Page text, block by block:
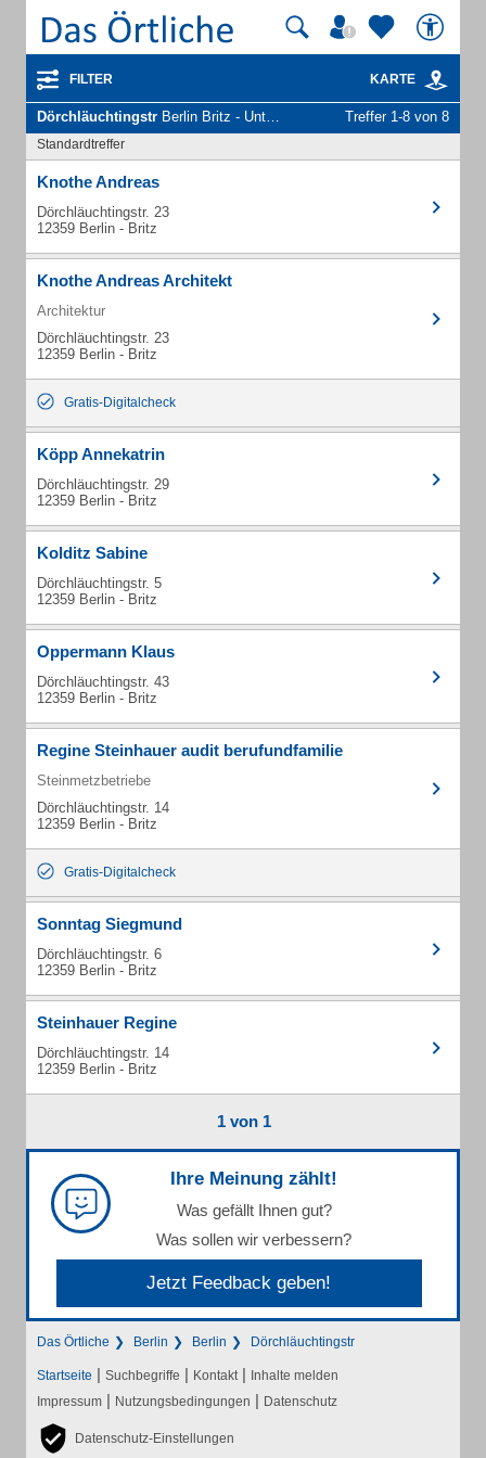
FILTER KARTE
Dörchläuchtingstr Berlin Britz - Unternehmen und Personen Treffer 1-8 von 8
Standardtreffer
Knothe Andreas
Dörchläuchtingstr. 23
12359 Berlin - Britz
Knothe Andreas Architekt
Architektur
Dörchläuchtingstr. 23
12359 Berlin - Britz
Gratis-Digitalcheck
Köpp Annekatrin
Dörchläuchtingstr. 29
12359 Berlin - Britz
Kolditz Sabine
Dörchläuchtingstr. 5
12359 Berlin - Britz
Oppermann Klaus
Dörchläuchtingstr. 43
12359 Berlin - Britz
Regine Steinhauer audit berufundfamilie
Steinmetzbetriebe
Dörchläuchtingstr. 14
12359 Berlin - Britz
Gratis-Digitalcheck
Sonntag Siegmund
Dörchläuchtingstr. 6
12359 Berlin - Britz
Steinhauer Regine
Dörchläuchtingstr. 14
12359 Berlin - Britz
1 von 1
Ihre Meinung zählt!
Was gefällt Ihnen gut?
Was sollen wir verbessern?
Jetzt Feedback geben!
Das Örtliche Berlin Berlin Dörchläuchtingstr
Startseite | Suchbegriffe | Kontakt | Inhalte melden
Impressum | Nutzungsbedingungen | Datenschutz
Datenschutz-Einstellungen